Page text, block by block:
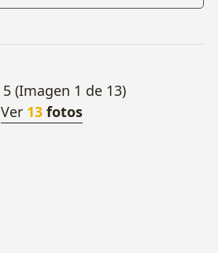
Ver 13 fotos